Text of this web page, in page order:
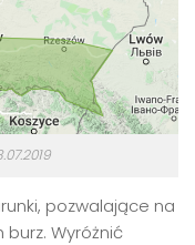
pozwalające na
Wyróżnić